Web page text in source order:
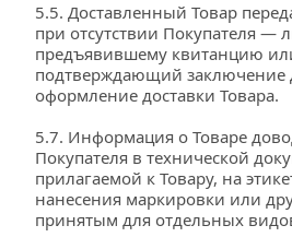
5.5. Доставленный Товар
при отсутствии Покупателя —
предъявившему квитанцию
подтверждающий заключение
оформление доставки Товара.
5.7. Информация о Товаре
Покупателя в технической
прилагаемой к Товару, на
нанесения маркировки или
принятым для отдельных